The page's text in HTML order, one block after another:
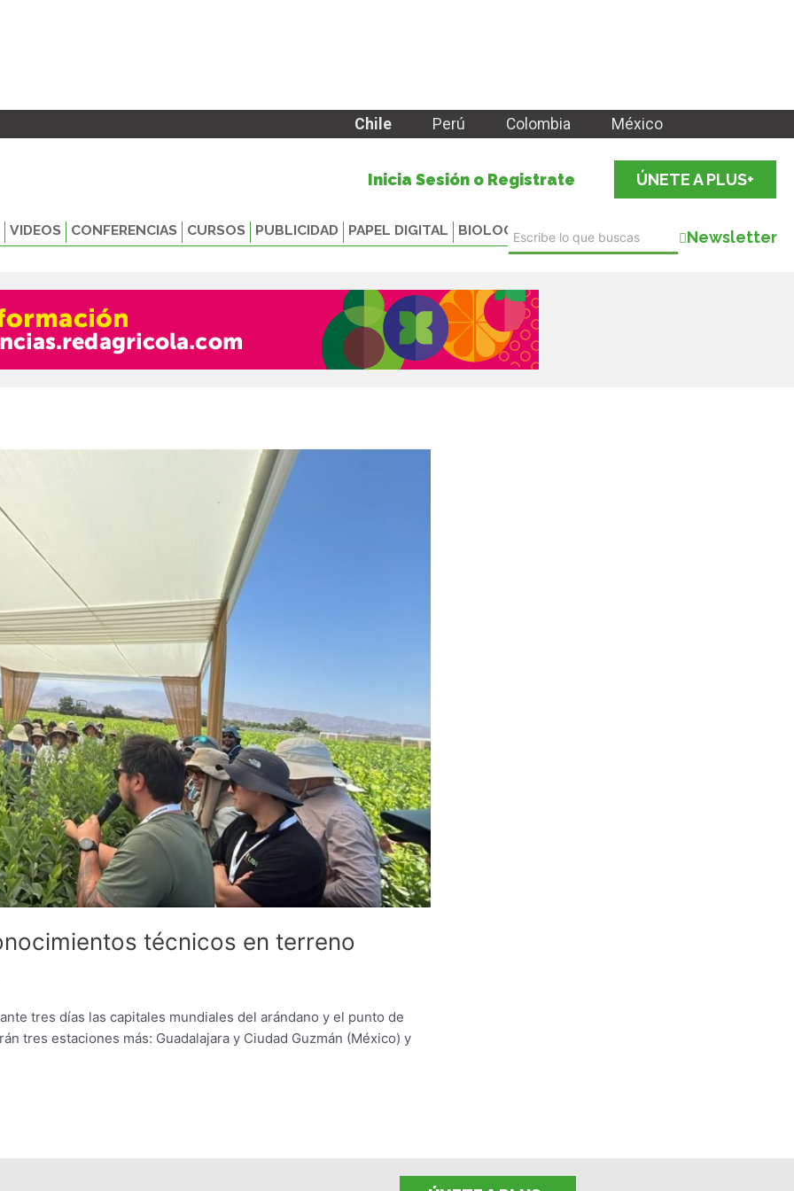
Chile Perú Colombia México
Inicia Sesión o Registrate ÚNETE A PLUS+
VIDEOS CONFERENCIAS CURSOS PUBLICIDAD PAPEL DIGITAL BIOLOGICALS Newsletter
técnicos en terreno
tres días las capitales mundiales del arándano y el punto de
tres estaciones más: Guadalajara y Ciudad Guzmán (México) y